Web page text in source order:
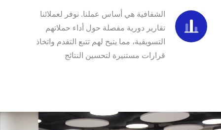
الشفافية هي أساس عملنا. نوفر لعملائنا
تقارير دورية مفصلة حول أداء حملاتهم
التسويقية، مما يتيح لهم تتبع التقدم واتخاذ
قرارات مستنيرة لتحسين النتائج